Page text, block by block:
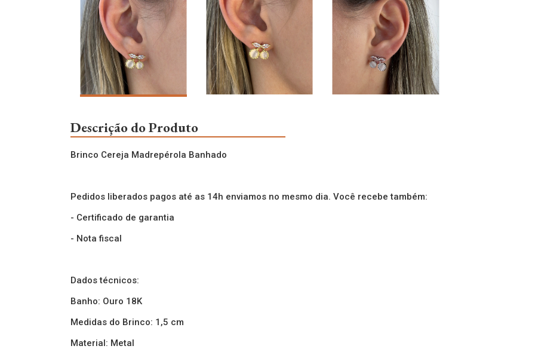
Descrição do Produto
Brinco Cereja Madrepérola Banhado
Pedidos liberados pagos até as 14h enviamos no mesmo dia. Você recebe também:
- Certificado de garantia
- Nota fiscal
Dados técnicos:
Banho: Ouro 18K
Medidas do Brinco: 1,5 cm
Material: Metal